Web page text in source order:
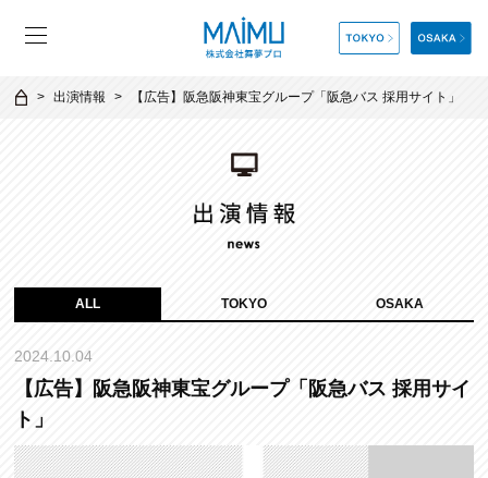
出演情報 【広告】阪急阪神東宝グループ「阪急バス 採用サイト」
ALL TOKYO OSAKA
2024.10.04
【広告】阪急阪神東宝グループ「阪急バス 採用サイ
ト」